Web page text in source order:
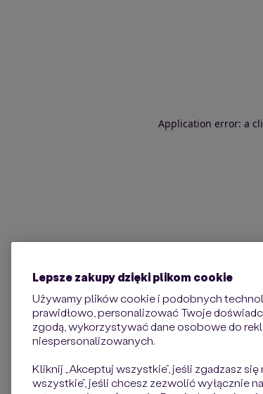
Application error: a
Lepsze zakupy dzięki plikom cookie
Używamy plików cookie i podobnych
prawidłowo, personalizować Twoje
zgodą, wykorzystywać dane osobowe do
niespersonalizowanych.
Kliknij „Akceptuj wszystkie”, jeśli zgadzasz
wszystkie”, jeśli chcesz zezwolić wyłącznie